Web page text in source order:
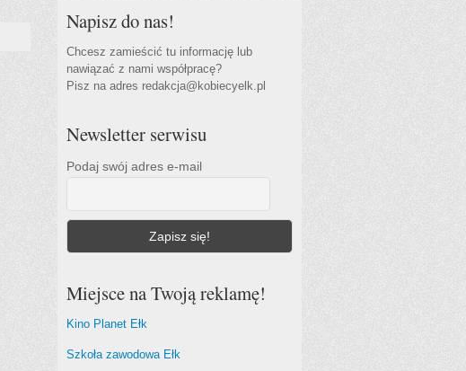
Napisz do nas!
Chcesz zamieścić tu informację lub
nawiązać z nami współpracę?
Pisz na adres redakcja@kobiecyelk.pl
Newsletter serwisu
Podaj swój adres e-mail
Miejsce na Twoją reklamę!
Kino Planet Ełk
Szkoła zawodowa Ełk